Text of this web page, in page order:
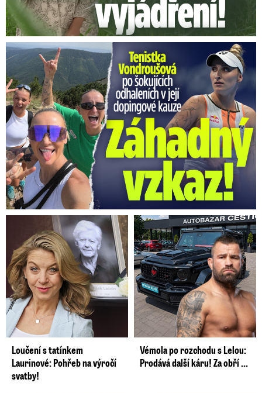
Vondroušová po šokujících odhaleních v kauze: Záhadný vzkaz!
Loučení s tatínkem
Laurinové: Pohřeb na výročí
svatby!
Vémola po rozchodu s Lelou:
Prodává další káru! Za obří ...